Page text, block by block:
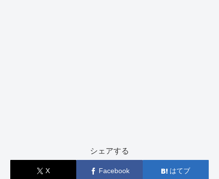
シェアする
X Facebook はてブ